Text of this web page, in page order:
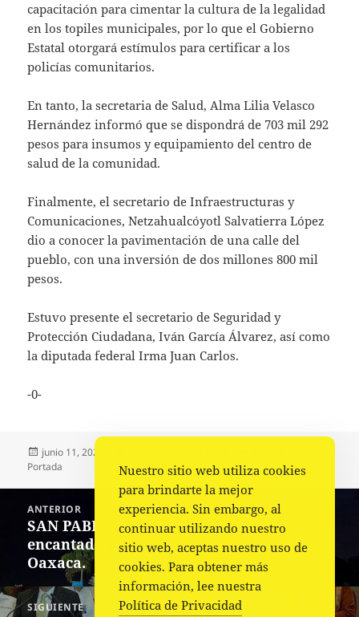
capacitación para cimentar la cultura de la legalidad
en los topiles municipales, por lo que el Gobierno
Estatal otorgará estímulos para certificar a los
policías comunitarios.
En tanto, la secretaria de Salud, Alma Lilia Velasco
Hernández informó que se dispondrá de 703 mil 292
pesos para insumos y equipamiento del centro de
salud de la comunidad.
Finalmente, el secretario de Infraestructuras y
Comunicaciones, Netzahualcóyotl Salvatierra López
dio a conocer la pavimentación de una calle del
pueblo, con una inversión de dos millones 800 mil
pesos.
Estuvo presente el secretario de Seguridad y
Protección Ciudadana, Iván García Álvarez, así como
la diputada federal Irma Juan Carlos.
-0-
Publicado
el
junio 11, 2023
Portada
entradas
ANTERIOR
Entrada
anterior:
SAN PABLO HUITZO un pueblo
encantador muy cercano a la capital de
Oaxaca.
SIGUIENTE
Nuestro sitio web utiliza cookies
para brindarte la mejor
experiencia. Sin embargo, al
continuar utilizando nuestro
sitio web, aceptas nuestro uso de
cookies. Para obtener más
información, lee nuestra
Política de Privacidad